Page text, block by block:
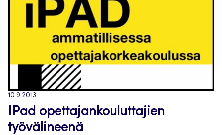
10.9.2013
IPad opettajankouluttajien
työvälineenä